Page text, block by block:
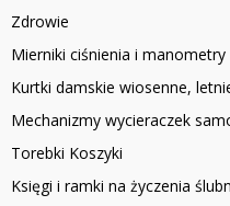
Zdrowie
Mierniki ciśnienia i manometry
Kurtki damskie wiosenne,
Mechanizmy wycieraczek
Torebki Koszyki
Księgi i ramki na życzenia